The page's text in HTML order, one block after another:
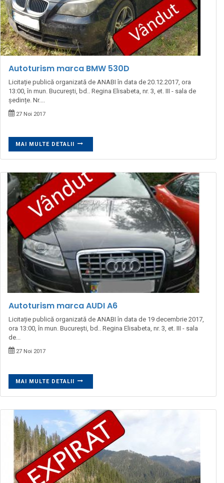
Autoturism marca BMW 530D
Licitație publică organizată de ANABI în data de 20.12.2017, ora
13:00, în mun. București, bd.. Regina Elisabeta, nr. 3, et. III - sala de
ședințe. Nr....
27 Noi 2017
MAI MULTE DETALII
Autoturism marca AUDI A6
Licitație publică organizată de ANABI în data de 19 decembrie 2017,
ora 13:00, în mun. București, bd.. Regina Elisabeta, nr. 3, et. III - sala
de...
27 Noi 2017
MAI MULTE DETALII